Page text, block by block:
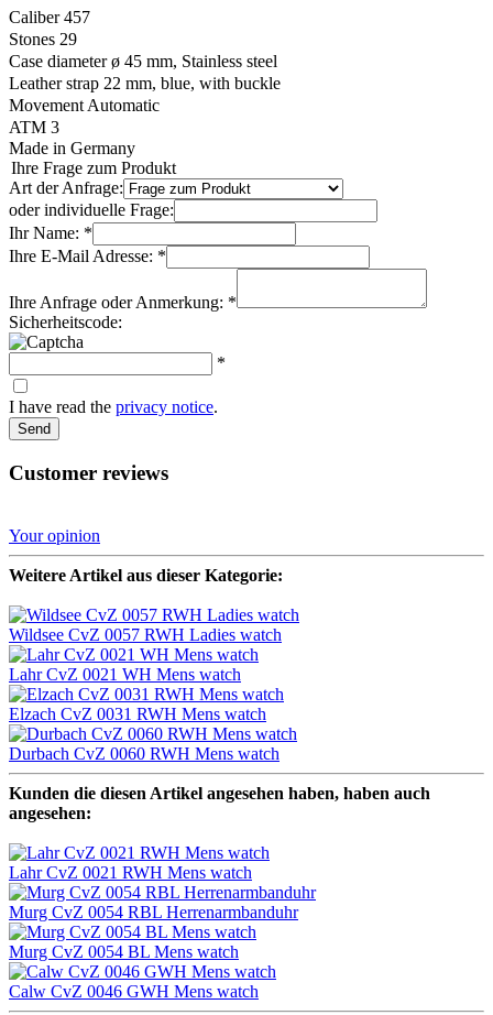
Caliber 457
Stones 29
Case diameter ø 45 mm, Stainless steel
Leather strap 22 mm, blue, with buckle
Movement Automatic
ATM 3
Made in Germany
Ihre Frage zum Produkt
Art der Anfrage:
oder individuelle Frage:
Ihr Name: *
Ihre E-Mail Adresse: *
Ihre Anfrage oder Anmerkung: *
Sicherheitscode:
*
I have read the privacy notice.
Send
Customer reviews
Your opinion
Weitere Artikel aus dieser Kategorie:
Wildsee CvZ 0057 RWH Ladies watch
Lahr CvZ 0021 WH Mens watch
Elzach CvZ 0031 RWH Mens watch
Durbach CvZ 0060 RWH Mens watch
Kunden die diesen Artikel angesehen haben, haben auch
angesehen:
Lahr CvZ 0021 RWH Mens watch
Murg CvZ 0054 RBL Herrenarmbanduhr
Murg CvZ 0054 BL Mens watch
Calw CvZ 0046 GWH Mens watch